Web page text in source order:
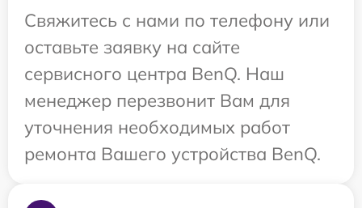
Свяжитесь с нами по телефону или
оставьте заявку на сайте
сервисного центра BenQ. Наш
менеджер перезвонит Вам для
уточнения необходимых работ
ремонта Вашего устройства BenQ.